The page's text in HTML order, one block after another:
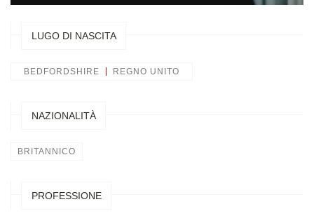
LUGO DI NASCITA
BEDFORDSHIRE REGNO UNITO
NAZIONALITÀ
BRITANNICO
PROFESSIONE